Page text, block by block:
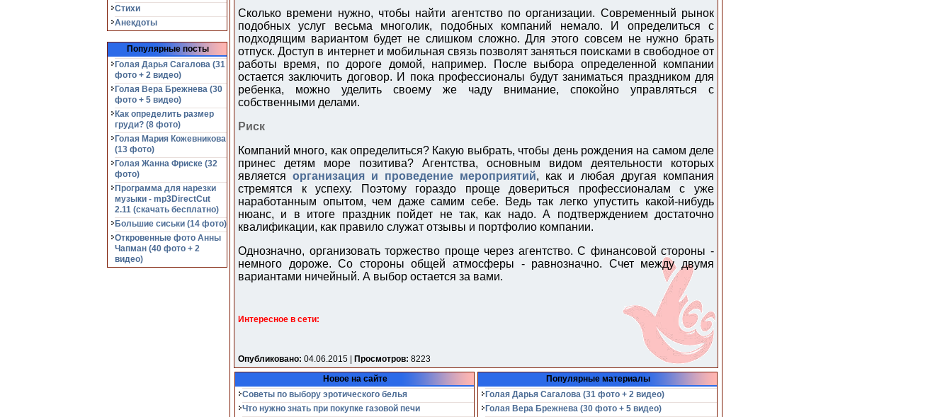
Стихи
Анекдоты
Популярные посты
Голая Дарья Сагалова (31
фото + 2 видео)
Голая Вера Брежнева (30
фото + 5 видео)
Как определить размер
груди? (8 фото)
Голая Мария Кожевникова
(13 фото)
Голая Жанна Фриске (32
фото)
Программа для нарезки
музыки - mp3DirectCut
2.11 (cкачать бесплатно)
Большие сиськи (14 фото)
Откровенные фото Анны
Чапман (40 фото + 2
видео)
Сколько времени нужно, чтобы найти агентство по организации. Современный рынок
подобных услуг весьма многолик, подобных компаний немало. И определиться с
подходящим вариантом будет не слишком сложно. Для этого совсем не нужно брать
отпуск. Доступ в интернет и мобильная связь позволят заняться поисками в свободное от
работы время, по дороге домой, например. После выбора определенной компании
остается заключить договор. И пока профессионалы будут заниматься праздником для
ребенка, можно уделить своему же чаду внимание, спокойно управляться с
собственными делами.
Риск
Компаний много, как определиться? Какую выбрать, чтобы день рождения на самом деле
принес детям море позитива? Агентства, основным видом деятельности которых
является организация и проведение мероприятий, как и любая другая компания
стремятся к успеху. Поэтому гораздо проще довериться профессионалам с уже
наработанным опытом, чем даже самим себе. Ведь так легко упустить какой-нибудь
нюанс, и в итоге праздник пойдет не так, как надо. А подтверждением достаточно
квалификации, как правило служат отзывы и портфолио компании.
Однозначно, организовать торжество проще через агентство. С финансовой стороны -
немного дороже. Со стороны общей атмосферы - равнозначно. Счет между двумя
вариантами ничейный. А выбор остается за вами.
Интересное в сети:
Опубликовано: 04.06.2015 | Просмотров: 8223
Новое на сайте
Советы по выбору эротического белья
Что нужно знать при покупке газовой печи
Популярные материалы
Голая Дарья Сагалова (31 фото + 2 видео)
Голая Вера Брежнева (30 фото + 5 видео)